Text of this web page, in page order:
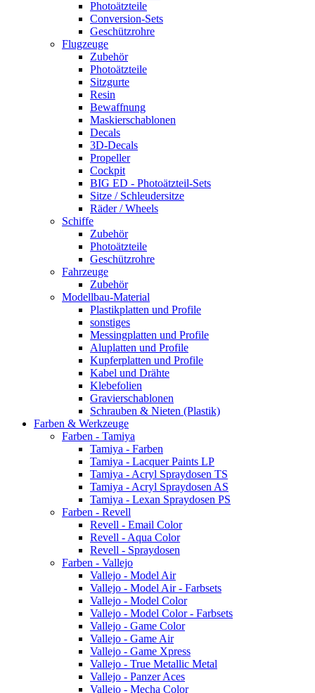
Photoätzteile
Conversion-Sets
Geschützrohre
Flugzeuge
Zubehör
Photoätzteile
Sitzgurte
Resin
Bewaffnung
Maskierschablonen
Decals
3D-Decals
Propeller
Cockpit
BIG ED - Photoätzteil-Sets
Sitze / Schleudersitze
Räder / Wheels
Schiffe
Zubehör
Photoätzteile
Geschützrohre
Fahrzeuge
Zubehör
Modellbau-Material
Plastikplatten und Profile
sonstiges
Messingplatten und Profile
Aluplatten und Profile
Kupferplatten und Profile
Kabel und Drähte
Klebefolien
Gravierschablonen
Schrauben & Nieten (Plastik)
Farben & Werkzeuge
Farben - Tamiya
Tamiya - Farben
Tamiya - Lacquer Paints LP
Tamiya - Acryl Spraydosen TS
Tamiya - Acryl Spraydosen AS
Tamiya - Lexan Spraydosen PS
Farben - Revell
Revell - Email Color
Revell - Aqua Color
Revell - Spraydosen
Farben - Vallejo
Vallejo - Model Air
Vallejo - Model Air - Farbsets
Vallejo - Model Color
Vallejo - Model Color - Farbsets
Vallejo - Game Color
Vallejo - Game Air
Vallejo - Game Xpress
Vallejo - True Metallic Metal
Vallejo - Panzer Aces
Vallejo - Mecha Color